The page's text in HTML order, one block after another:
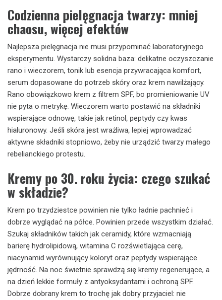
Codzienna pielęgnacja twarzy: mniej
chaosu, więcej efektów
Najlepsza pielęgnacja nie musi przypominać laboratoryjnego
eksperymentu. Wystarczy solidna baza: delikatne oczyszczanie
rano i wieczorem, tonik lub esencja przywracająca komfort,
serum dopasowane do potrzeb skóry oraz krem nawilżający.
Rano obowiązkowo krem z filtrem SPF, bo promieniowanie UV
nie pyta o metrykę. Wieczorem warto postawić na składniki
wspierające odnowę, takie jak retinol, peptydy czy kwas
hialuronowy. Jeśli skóra jest wrażliwa, lepiej wprowadzać
aktywne składniki stopniowo, żeby nie urządzić twarzy małego
rebelianckiego protestu.
Kremy po 30. roku życia: czego szukać
w składzie?
Krem po trzydziestce powinien nie tylko ładnie pachnieć i
dobrze wyglądać na półce. Powinien przede wszystkim działać.
Szukaj składników takich jak ceramidy, które wzmacniają
barierę hydrolipidową, witamina C rozświetlająca cerę,
niacynamid wyrównujący koloryt oraz peptydy wspierające
jędrność. Na noc świetnie sprawdzą się kremy regenerujące, a
na dzień lekkie formuły z antyoksydantami i ochroną SPF.
Dobrze dobrany krem to trochę jak dobry przyjaciel: nie